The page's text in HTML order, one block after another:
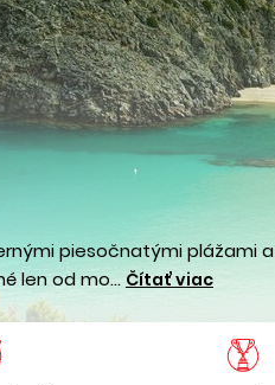
piesočnatými plážami
len od mo... Čítať viac